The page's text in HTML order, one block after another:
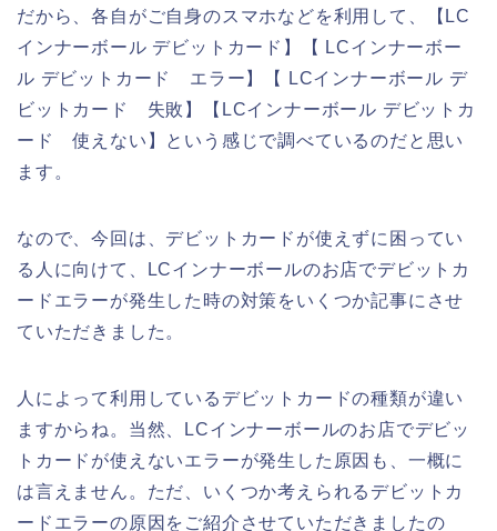
だから、各自がご自身のスマホなどを利用して、【LC
インナーボール デビットカード】【 LCインナーボー
ル デビットカード エラー】【 LCインナーボール デ
ビットカード 失敗】【LCインナーボール デビットカ
ード 使えない】という感じで調べているのだと思い
ます。
なので、今回は、デビットカードが使えずに困ってい
る人に向けて、LCインナーボールのお店でデビットカ
ードエラーが発生した時の対策をいくつか記事にさせ
ていただきました。
人によって利用しているデビットカードの種類が違い
ますからね。当然、LCインナーボールのお店でデビッ
トカードが使えないエラーが発生した原因も、一概に
は言えません。ただ、いくつか考えられるデビットカ
ードエラーの原因をご紹介させていただきましたの